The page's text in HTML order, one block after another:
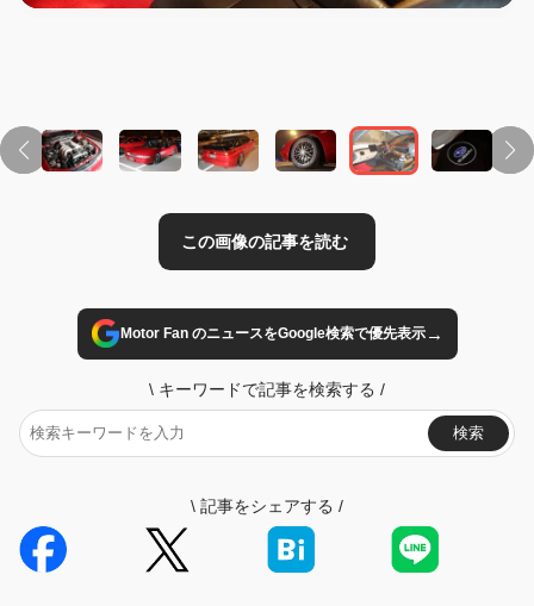
Motor Fan のニュースをGoogle検索で優先表示→
\ キーワードで記事を検索する /
検索
\ 記事をシェアする /